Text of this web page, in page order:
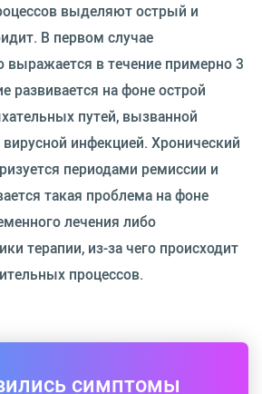
выделяют острый и
В первом случае
выражается в течение примерно 3
развивается на фоне острой
путей, вызванной
инфекцией. Хронический
периодами ремиссии и
такая проблема на фоне
лечения либо
терапии, из-за чего происходит
процессов.
симптомы